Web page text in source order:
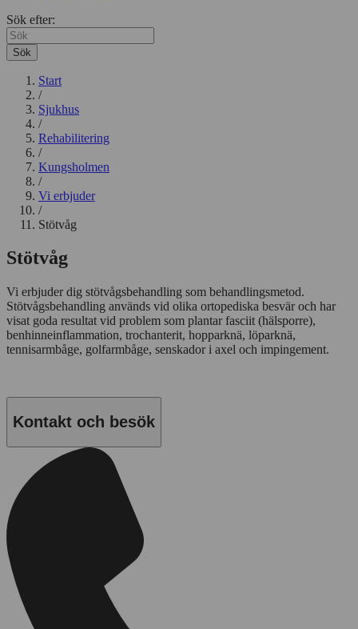
Sök efter:
Sök
Start
/
Sjukhus
/
Rehabilitering
/
Kungsholmen
/
Vi erbjuder
/
Stötvåg
Stötvåg
Vi erbjuder dig stötvågsbehandling som behandlingsmetod.
Stötvågsbehandling används vid olika ortopediska besvär och har
visat goda resultat vid problem som plantar fasciit (hälsporre),
benhinneinflammation, trochanterit, hopparknä, löparknä,
tennisarmbåge, golfarmbåge, senskador i axel och impingement.
Kontakt och besök